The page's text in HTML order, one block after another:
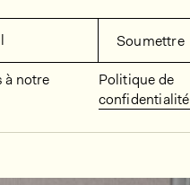
Soumettre
à notre
Politique de
confidentialité